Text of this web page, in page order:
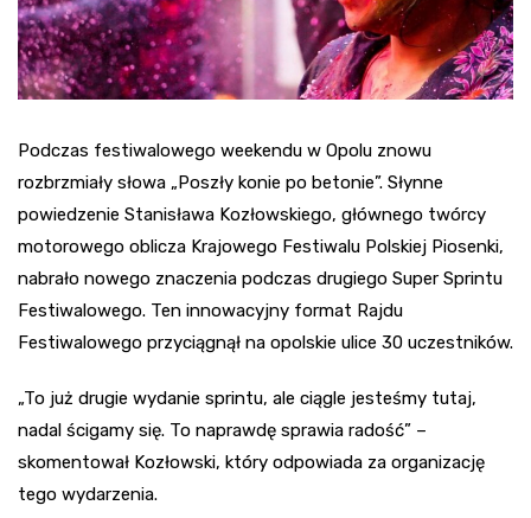
Podczas festiwalowego weekendu w Opolu znowu
rozbrzmiały słowa „Poszły konie po betonie”. Słynne
powiedzenie Stanisława Kozłowskiego, głównego twórcy
motorowego oblicza Krajowego Festiwalu Polskiej Piosenki,
nabrało nowego znaczenia podczas drugiego Super Sprintu
Festiwalowego. Ten innowacyjny format Rajdu
Festiwalowego przyciągnął na opolskie ulice 30 uczestników.
„To już drugie wydanie sprintu, ale ciągle jesteśmy tutaj,
nadal ścigamy się. To naprawdę sprawia radość” –
skomentował Kozłowski, który odpowiada za organizację
tego wydarzenia.